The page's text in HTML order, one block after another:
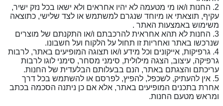
2. החנות ו/או מי מטעמה לא יהיו אחראים ולא ישאו בכל נזק ישיר,
עקיף, תוצאתי או מיוחד שנגרם למשתמש או לצד שלישי, כתוצאה
משימוש באמצעות האתר .
3. החנות לא תהא אחראית להרכבתם ו/או התקנתם של מוצרים
שנרכשו באתר ואחריות זו תחול על הלקוח ועל חשבונו.
4. גרפיקות, אייקונים וכל מידע ו/או תצוגה המופיעים באתר, לרבות
גרפיקה, עיצוב, הצגה מילולית, סימני מסחר, סימני לוגו לרבות
עריכתם והצגתם באתר, הנם בבעלותם הבלעדית של החנות.
5. אין להעתיק, לשכפל, להפיץ, לפרסם או להשתמש בכל דרך
אחרת בתכנים המופיעים באתר, אלא אם כן ניתנה הסכמה בכתב
ומראש מטעם החנות.